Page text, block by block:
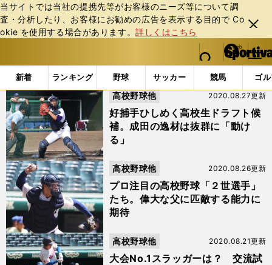
当サイトでは当社の提携先等がお客様のニーズ等について調
査・分析したり、お客様にお勧めの広告を表⽰する⽬的で Co
okie を使⽤する場合があります。詳しくはこちら
閉じ
る
web Sportiva (webスポルティーバ)
検索
マイペ
ー
ジ
メニュ
新着 ランキング 野球 サッカー 競馬 ゴ
b
ス
ポ
ル
テ
ィ
ー
バ
「#関本勇輔」の最新ニュース・ 情報
好捕手ひしめく高校生ドラフト候
補。成田の逸材は抜群に「動け
る」
2020.08.27更新
高校野球他
プロ注目の高校野球「２世選手」
たち。偉大な父に匹敵する能力に
期待
2020.08.26更新
高校野球他
大会No.1スラッガーは？ 交流試
2020.08.21更新
高校野球他